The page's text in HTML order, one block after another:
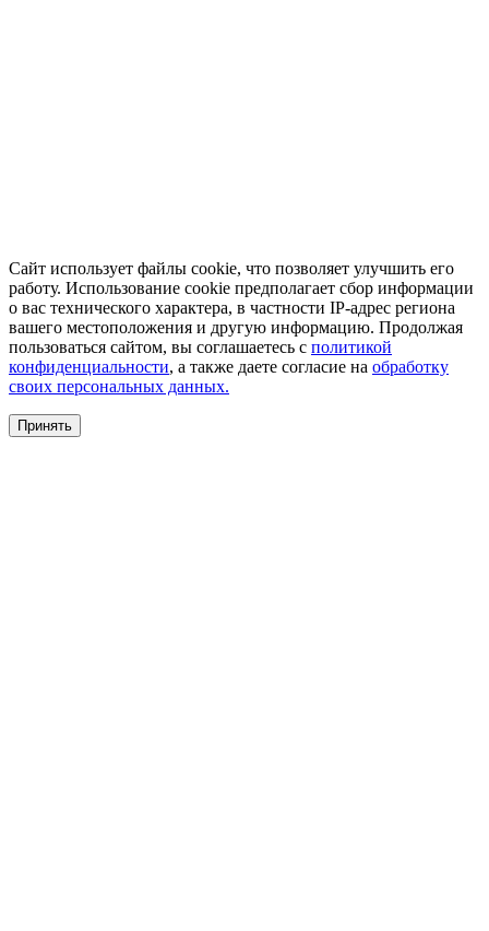
Сайт использует файлы cookie, что позволяет улучшить его
работу. Использование cookie предполагает сбор информации
о вас технического характера, в частности IP-адрес региона
вашего местоположения и другую информацию. Продолжая
пользоваться сайтом, вы соглашаетесь с политикой
конфиденциальности, а также даете согласие на обработку
своих персональных данных.
Принять